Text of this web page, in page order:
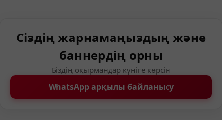
Сіздің жарнамаңыздың және
баннердің орны
Біздің оқырмандар күніге көрсін
WhatsApp арқылы байланысу